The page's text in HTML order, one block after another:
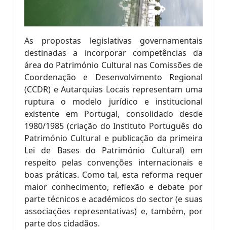
As propostas legislativas governamentais
destinadas a incorporar competências da
área do Património Cultural nas Comissões de
Coordenação e Desenvolvimento Regional
(CCDR) e Autarquias Locais representam uma
ruptura o modelo jurídico e institucional
existente em Portugal, consolidado desde
1980/1985 (criação do Instituto Português do
Património Cultural e publicação da primeira
Lei de Bases do Património Cultural) em
respeito pelas convenções internacionais e
boas práticas. Como tal, esta reforma requer
maior conhecimento, reflexão e debate por
parte técnicos e académicos do sector (e suas
associações representativas) e, também, por
parte dos cidadãos.